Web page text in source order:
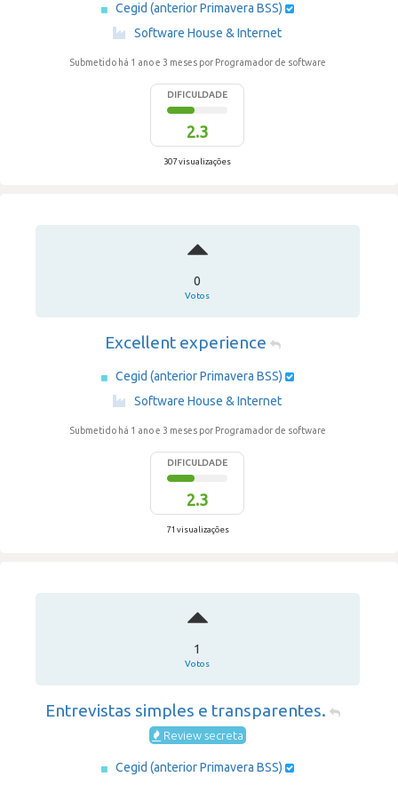
Cegid (anterior Primavera BSS)
Software House & Internet
Submetido há 1 ano e 3 meses por Programador de software
DIFICULDADE
2.3
307 visualizações
0
Votos
Excellent experience
Cegid (anterior Primavera BSS)
Software House & Internet
Submetido há 1 ano e 3 meses por Programador de software
DIFICULDADE
2.3
71 visualizações
1
Votos
Entrevistas simples e transparentes.
Review secreta
Cegid (anterior Primavera BSS)